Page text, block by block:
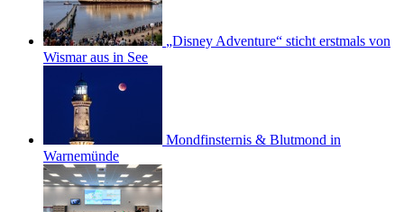
„Disney Adventure“ sticht erstmals von
Wismar aus in See
Mondfinsternis & Blutmond in
Warnemünde